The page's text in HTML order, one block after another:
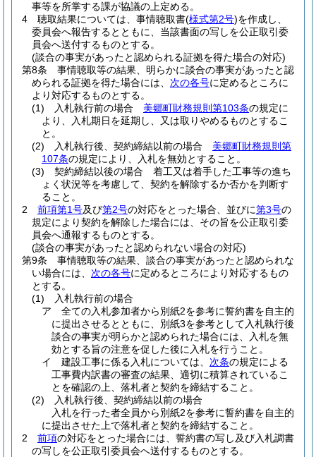
事等を所掌する課が協議の上定める。
4
聴取結果については、事情聴取書(様式第2号)を作成し、
委員会へ報告するとともに、当該書面の写しを公正取引委
員会へ送付するものとする。
(談合の事実があったと認められる証拠を得た場合の対応)
第8条
事情聴取等の結果、明らかに談合の事実があったと認
められる証拠を得た場合には、 次の各号に定めるところに
より対応するものとする。
(1)
入札執行前の場合 美郷町財務規則第103条の規定に
より、入札期日を延期し、又は取りやめるものとするこ
と。
(2)
入札執行後、契約締結以前の場合 美郷町財務規則第
107条の規定により、入札を無効とすること。
(3)
契約締結以後の場合 着工又は着手した工事等の進ち
ょく状況等を考慮して、契約を解除するか否かを判断す
ること。
2
前項第1号及び第2号の対応をとった場合、並びに第3号の
規定により契約を解除した場合には、その旨を公正取引委
員会へ通報するものとする。
(談合の事実があったと認められない場合の対応)
第9条
事情聴取等の結果、談合の事実があったと認められな
い場合には、 次の各号に定めるところにより対応するもの
とする。
(1)
入札執行前の場合
ア
全ての入札参加者から別紙2を参考に誓約書を自主的
に提出させるとともに、別紙3を参考として入札執行後
談合の事実が明らかと認められた場合には、入札を無
効とする旨の注意を促した後に入札を行うこと。
イ
建設工事に係る入札については、 次条の規定による
工事費内訳書の審査の結果、適切に積算されているこ
とを確認の上、落札者と契約を締結すること。
(2)
入札執行後、契約締結以前の場合
入札を行った者全員から別紙2を参考に誓約書を自主的
に提出させた上で落札者と契約を締結すること。
2
前項の対応をとった場合には、誓約書の写し及び入札調書
の写しを公正取引委員会へ送付するものとする。